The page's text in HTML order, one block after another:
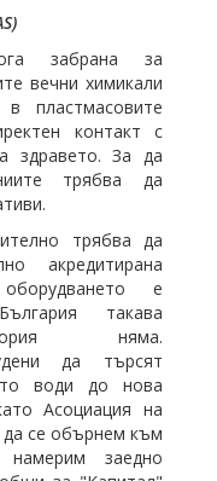
забрана за
вечни химикали
пластмасовите
контакт с
здравето. За да
трябва да
трябва да
акредитирана
е
такава
няма.
да търсят
води до нова
Асоциация на
се обърнем към
намерим заедно